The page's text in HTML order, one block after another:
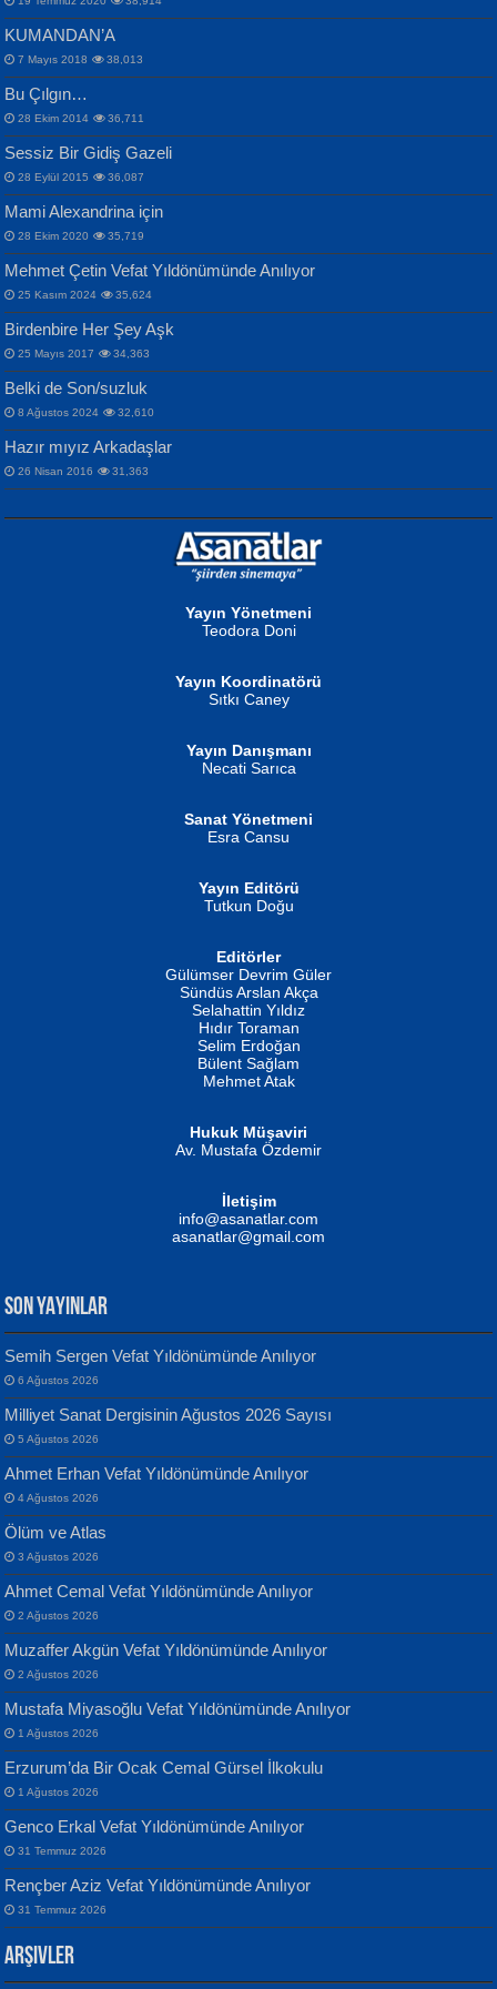
İPEK ACAR SERT
Gazze’nin Şecaati, Ümmetin İmtihanı...
MAHMUT GÜRBÜZ
İbrahim Olmak ve Bitirebilmek...
NURAN KÖSE BAYDAR
İSMAİL OKUTAN
Erkeklerin Kahrolması Ne Demektir
MUSTAFA KELOĞLU
Yarına İz Bırakmak...
ATİLLA ÖZEN
Sultan Olmadan Önce Eyüp...
EKREM KARABABA
Selahattin Yıldız
İdrakimle Üşürken...
Songül Özel
Mahzen...
Ben Deniz Değilim ki...
Evvel Zaman Tanrıçası...
Yılmaz Ekinci
Geceye Söylenen...
Banu Sancak
Defterimden İçeri...
İsmail Aydos
İnkisar...
ERDEM BAYAZIT
Sana, Bana, Vatanıma, Ülkemin
İnsanlarına Dair...
NAZIM HİKMET RAN
Bir Cezaevinde, Tecritteki Adamın
Mektupları...
KUMANDAN’A
7 Mayıs 2018 38,013
Bu Çılgın…
28 Ekim 2014 36,711
Sessiz Bir Gidiş Gazeli
28 Eylül 2015 36,087
Mami Alexandrina için
28 Ekim 2020 35,719
Mehmet Çetin Vefat Yıldönümünde Anılıyor
25 Kasım 2024 35,624
Birdenbire Her Şey Aşk
25 Mayıs 2017 34,363
Belki de Son/suzluk
8 Ağustos 2024 32,610
Hazır mıyız Arkadaşlar
26 Nisan 2016 31,363
Yayın Yönetmeni
Teodora Doni
Yayın Koordinatörü
Sıtkı Caney
Yayın Danışmanı
Necati Sarıca
Sanat Yönetmeni
Esra Cansu
Yayın Editörü
Tutkun Doğu
Editörler
Gülümser Devrim Güler
Sündüs Arslan Akça
Selahattin Yıldız
Hıdır Toraman
Selim Erdoğan
Bülent Sağlam
Mehmet Atak
Hukuk Müşaviri
Av. Mustafa Özdemir
İletişim
info@asanatlar.com
asanatlar@gmail.com
SON YAYINLAR
Semih Sergen Vefat Yıldönümünde Anılıyor
6 Ağustos 2026
Milliyet Sanat Dergisinin Ağustos 2026 Sayısı
5 Ağustos 2026
Ahmet Erhan Vefat Yıldönümünde Anılıyor
4 Ağustos 2026
Ölüm ve Atlas
3 Ağustos 2026
Ahmet Cemal Vefat Yıldönümünde Anılıyor
2 Ağustos 2026
Muzaffer Akgün Vefat Yıldönümünde Anılıyor
2 Ağustos 2026
Mustafa Miyasoğlu Vefat Yıldönümünde Anılıyor
1 Ağustos 2026
Erzurum’da Bir Ocak Cemal Gürsel İlkokulu
1 Ağustos 2026
Genco Erkal Vefat Yıldönümünde Anılıyor
31 Temmuz 2026
Rençber Aziz Vefat Yıldönümünde Anılıyor
31 Temmuz 2026
Arşivler